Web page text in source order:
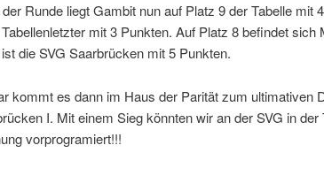
Runde liegt Gambit nun auf Platz 9 der Tabelle mit 4
mit 3 Punkten. Auf Platz 8 befindet sich
die SVG Saarbrücken mit 5 Punkten.
kommt es dann im Haus der Parität zum ultimativen
I. Mit einem Sieg könnten wir an der SVG in der
vorprogramiert!!!